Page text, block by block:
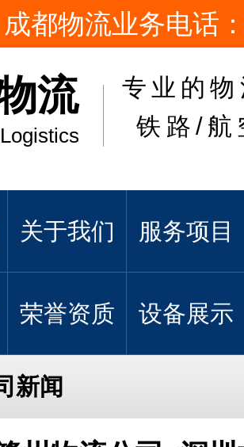
成都物流业务电话
流
专业的
铁路/航
关于我们 服务项目
荣誉资质 设备展示
新闻